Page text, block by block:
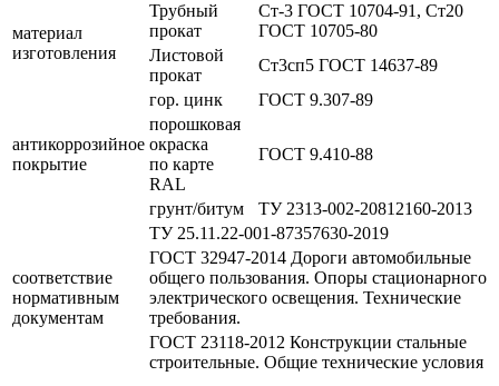
материал
изготовления
Трубный
прокат
Ст-3 ГОСТ 10704-91, Ст20
ГОСТ 10705-80
Листовой
прокат
Ст3сп5 ГОСТ 14637-89
антикоррозийное
покрытие
гор. цинк
ГОСТ 9.307-89
порошковая
окраска
по карте
RAL
ГОСТ 9.410-88
грунт/битум ТУ 2313-002-20812160-2013
соответствие
нормативным
документам
ТУ 25.11.22-001-87357630-2019
ГОСТ 32947-2014 Дороги автомобильные
общего пользования. Опоры стационарного
электрического освещения. Технические
требования.
ГОСТ 23118-2012 Конструкции стальные
строительные. Общие технические условия